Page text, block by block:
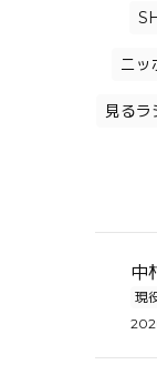
ニッ
見るラ
中
現